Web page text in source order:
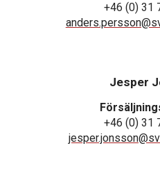
+46 (0) 31
Jesper
+46 (0) 31